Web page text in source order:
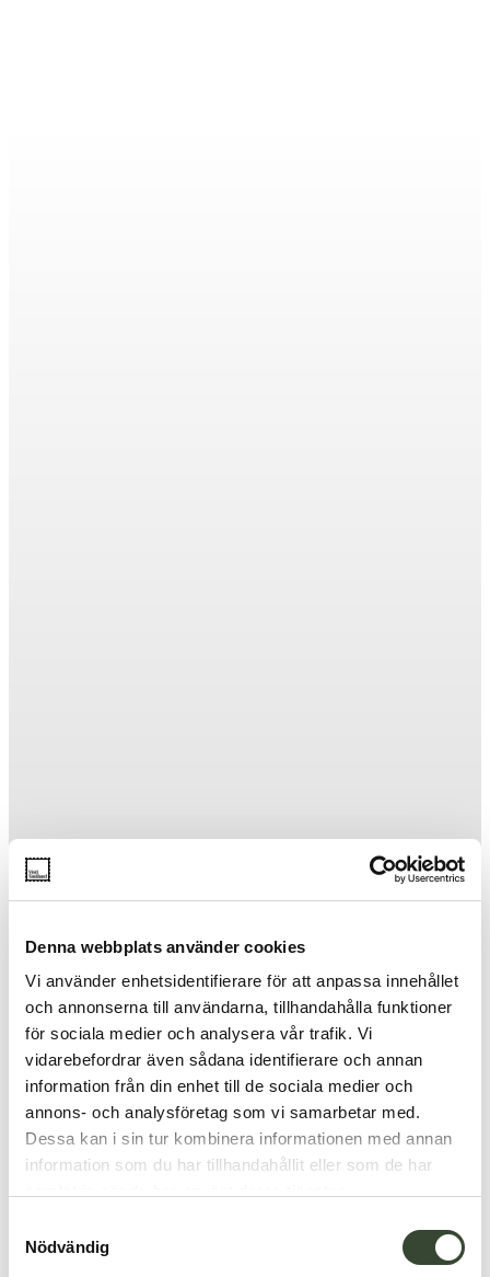
Denna webbplats använder cookies
Vi använder enhetsidentifierare för att anpassa innehållet
och annonserna till användarna, tillhandahålla funktioner
för sociala medier och analysera vår trafik. Vi
vidarebefordrar även sådana identifierare och annan
information från din enhet till de sociala medier och
annons- och analysföretag som vi samarbetar med.
Dessa kan i sin tur kombinera informationen med annan
information som du har tillhandahållit eller som de har
Nödvändig